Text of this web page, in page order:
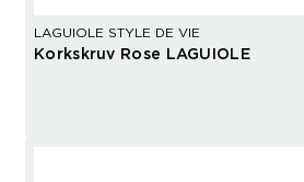
LAGUIOLE STYLE DE VIE
Korkskruv Rose LAGUIOLE